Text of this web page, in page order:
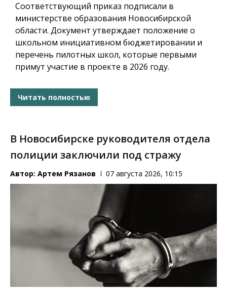
Соответствующий приказ подписали в
министерстве образования Новосибирской
области. Документ утверждает положение о
школьном инициативном бюджетировании и
перечень пилотных школ, которые первыми
примут участие в проекте в 2026 году.
Читать полностью
В Новосибирске руководителя отдела
полиции заключили под стражу
Автор: Артем Рязанов 07 августа 2026, 10:15